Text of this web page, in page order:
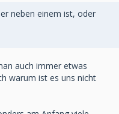
neben einem ist, oder
auch immer etwas
warum ist es uns nicht